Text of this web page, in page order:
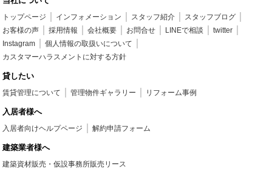
トップページ インフォメーション スタッフ紹介
スタッフブログ
お客様の声
採用情報 会社概要 お問合せ LINEで相談
twitter
Instagram
個人情報の取扱いについて
カスタマーハラスメントに対する方針
貸したい
賃貸管理について 管理物件ギャラリー リフォーム事例
入居者様へ
入居者向けヘルプページ 解約申請フォーム
建築業者様へ
建築資材販売・仮設事務所販売リース